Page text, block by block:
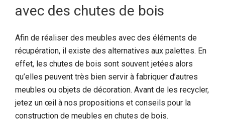
avec des chutes de bois
Afin de réaliser des meubles avec des éléments de
récupération, il existe des alternatives aux palettes. En
effet, les chutes de bois sont souvent jetées alors
qu’elles peuvent très bien servir à fabriquer d’autres
meubles ou objets de décoration. Avant de les recycler,
jetez un œil à nos propositions et conseils pour la
construction de meubles en chutes de bois.